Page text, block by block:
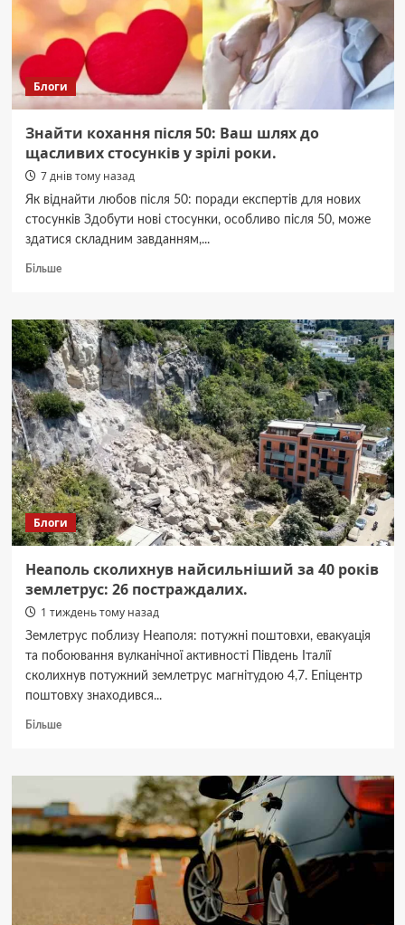
Блоги
Знайти кохання після 50: Ваш шлях до
щасливих стосунків у зрілі роки.
7 днів тому назад
Як віднайти любов після 50: поради експертів для нових
стосунків Здобути нові стосунки, особливо після 50, може
здатися складним завданням,...
БільшеДокладніше
кохання
після
50:
Ваш
шлях
до
щасливих
стосунків
у
зрілі
роки.
Блоги
Неаполь сколихнув найсильніший за 40 років
землетрус: 26 постраждалих.
1 тиждень тому назад
Землетрус поблизу Неаполя: потужні поштовхи, евакуація
та побоювання вулканічної активності Південь Італії
сколихнув потужний землетрус магнітудою 4,7. Епіцентр
поштовху знаходився...
БільшеДокладніше
сколихнув
за
40
років
землетрус:
постраждалих.